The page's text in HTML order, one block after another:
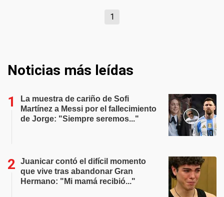
1
Noticias más leídas
La muestra de cariño de Sofi
Martínez a Messi por el fallecimiento
de Jorge: "Siempre seremos..."
Juanicar contó el difícil momento
que vive tras abandonar Gran
Hermano: "Mi mamá recibió..."